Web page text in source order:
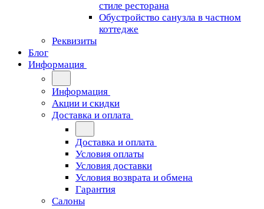
стиле ресторана
Обустройство санузла в частном
коттедже
Реквизиты
Блог
Информация
Информация
Акции и скидки
Доставка и оплата
Доставка и оплата
Условия оплаты
Условия доставки
Условия возврата и обмена
Гарантия
Салоны